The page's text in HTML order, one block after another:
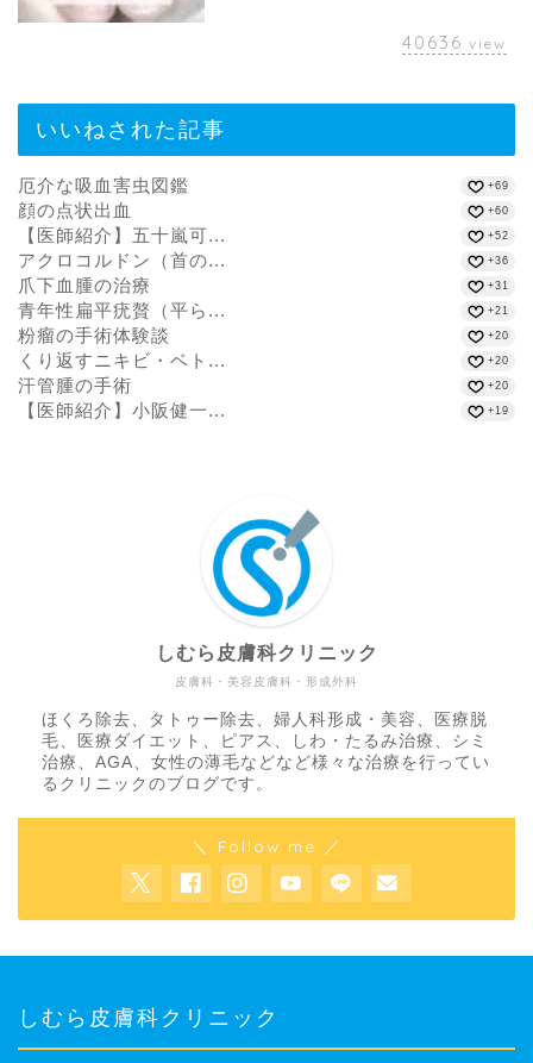
40636 view
いいねされた記事
厄介な吸血害虫図鑑 +69
顔の点状出血 +60
【医師紹介】五十嵐可... +52
アクロコルドン（首の... +36
爪下血腫の治療 +31
青年性扁平疣贅（平ら... +21
粉瘤の手術体験談 +20
くり返すニキビ・ベト... +20
汗管腫の手術 +20
【医師紹介】小阪健一... +19
皮膚科・美容皮膚科・形成外科
しむら皮膚科クリニック
ほくろ除去、タトゥー除去、婦人科形成・美容、医療脱
毛、医療ダイエット、ピアス、しわ・たるみ治療、シミ
治療、AGA、女性の薄毛などなど様々な治療を行ってい
るクリニックのブログです。
＼ Follow me ／
しむら皮膚科クリニック